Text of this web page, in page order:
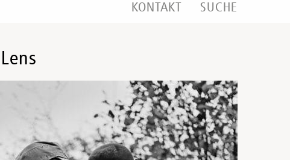
KONTAKT SUCHE